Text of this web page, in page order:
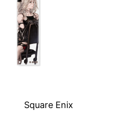
Square Enix